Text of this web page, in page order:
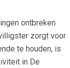
ontbreken
zorgt voor
te houden, is
in De